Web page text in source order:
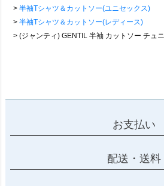
半袖Tシャツ＆カットソー(ユニセックス)
半袖Tシャツ＆カットソー(レディース)
(ジャンティ) GENTIL 半袖 カットソー チュニック ボートネッ
お支払い
配送・送料